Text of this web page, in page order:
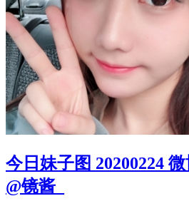
今日妹子图 20200224
@镜酱_